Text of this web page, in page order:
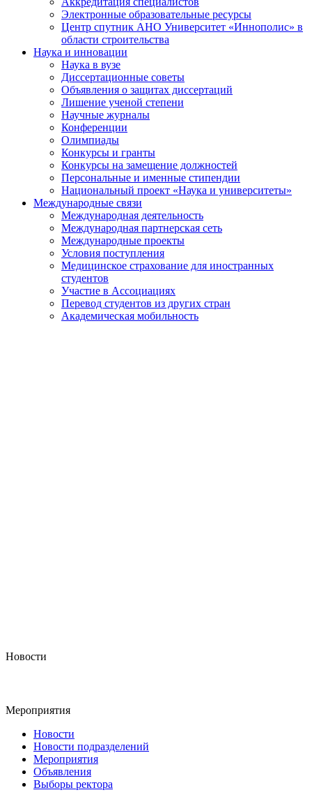
Электронные образовательные ресурсы
Центр спутник АНО Университет «Иннополис» в
области строительства
Наука и инновации
Наука в вузе
Диссертационные советы
Объявления о защитах диссертаций
Лишение ученой степени
Научные журналы
Конференции
Олимпиады
Конкурсы и гранты
Конкурсы на замещение должностей
Персональные и именные стипендии
Национальный проект «Наука и университеты»
Международные связи
Международная деятельность
Международная партнерская сеть
Международные проекты
Условия поступления
Медицинское страхование для иностранных
студентов
Участие в Ассоциациях
Перевод студентов из других стран
Академическая мобильность
Новости
Мероприятия
Новости
Новости подразделений
Мероприятия
Объявления
Выборы ректора